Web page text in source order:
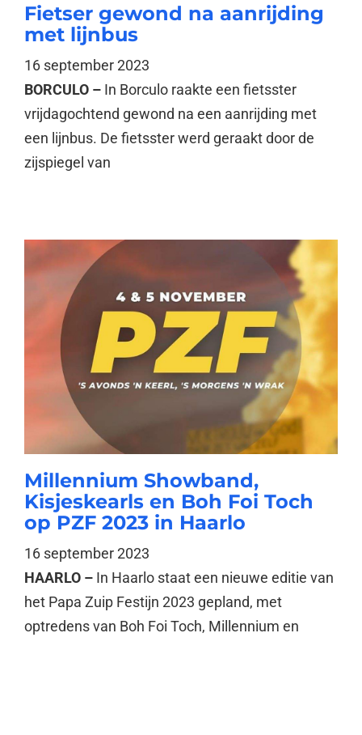
Fietser gewond na aanrijding
met lijnbus
16 september 2023
BORCULO – In Borculo raakte een fietsster
vrijdagochtend gewond na een aanrijding met
een lijnbus. De fietsster werd geraakt door de
zijspiegel van
Millennium Showband,
Kisjeskearls en Boh Foi Toch
op PZF 2023 in Haarlo
16 september 2023
HAARLO – In Haarlo staat een nieuwe editie van
het Papa Zuip Festijn 2023 gepland, met
optredens van Boh Foi Toch, Millennium en